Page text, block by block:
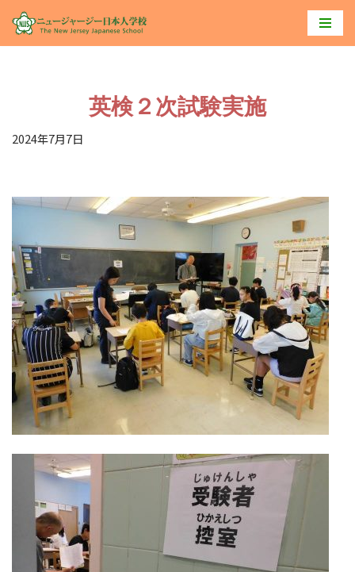
コ
キ
プ
英検２次試験実施
2024年7月7日